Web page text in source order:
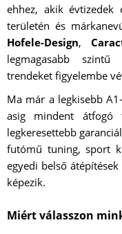
ehhez, akik
területén és
Hofele-Design,
legmagasabb
trendeket figyelembe
Ma már a legkisebb
asig mindent átfogó
legkeresettebb
futómű tuning, sport
egyedi belső
képezik.
Miért válasszon